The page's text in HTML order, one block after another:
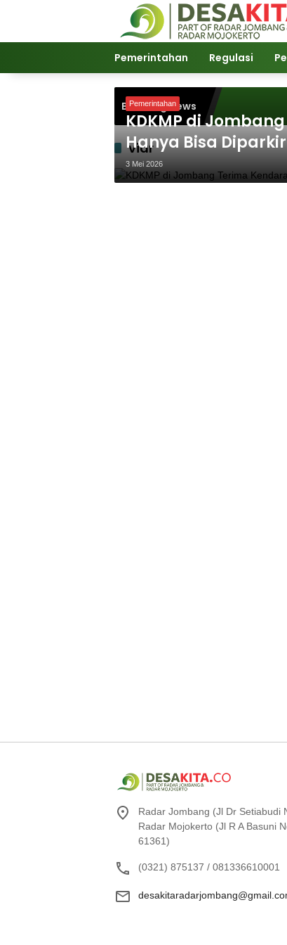
Pemerintahan Regulasi
Breaking News
viar
Pemerintahan
KDKMP di
Hanya Bisa
3 Mei 2026
Radar Jombang (Jl Dr Setiabudi
Radar Mojokerto (Jl R A Basuni
61361)
(0321) 875137 / 081336610001